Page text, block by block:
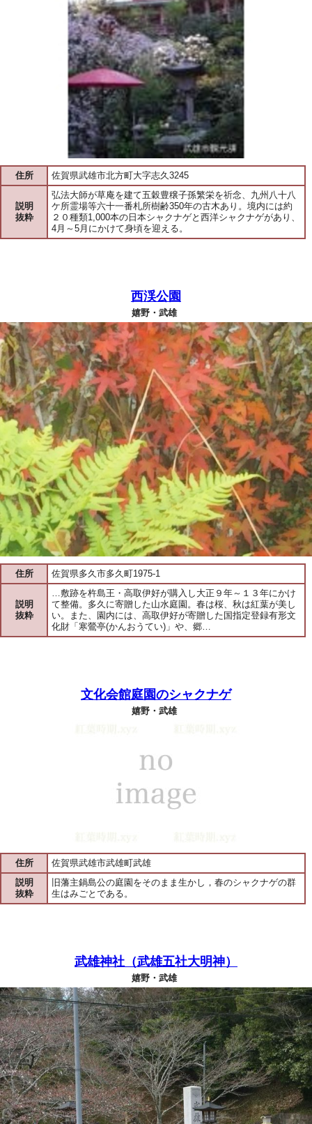
住所 佐賀県武雄市北方町大字志久3245
説明
抜粋
弘法大師が草庵を建て五穀豊穣子孫繁栄を祈念、九州八十八
ケ所霊場等六十一番札所樹齢350年の古木あり。境内には約
２０種類1,000本の日本シャクナゲと西洋シャクナゲがあり、
4月～5月にかけて身頃を迎える。
西渓公園
嬉野・武雄
住所 佐賀県多久市多久町1975-1
説明
抜粋
…敷跡を杵島王・高取伊好が購入し大正９年～１３年にかけ
て整備。多久に寄贈した山水庭園。春は桜、秋は紅葉が美し
い。また、園内には、高取伊好が寄贈した国指定登録有形文
化財「寒鶯亭(かんおうてい)」や、郷…
文化会館庭園のシャクナゲ
嬉野・武雄
住所
佐賀県武雄市武雄町武雄
説明
抜粋
旧藩主鍋島公の庭園をそのまま生かし，春のシャクナゲの群
生はみごとである。
武雄神社（武雄五社大明神）
嬉野・武雄